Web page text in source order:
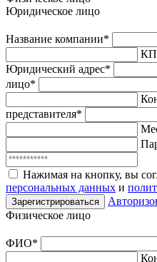
Юридическое лицо
Название компании*
Юридический адрес*
лицо*
представителя*
Нажимая на кнопку, вы
персональных данных и
Зарегистрироваться
Физическое лицо
ФИО*